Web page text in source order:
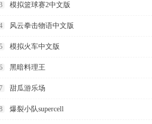
模拟篮球赛2中文版
风云拳击物语中文版
5 模拟火车中文版
黑暗料理王
7 甜瓜游乐场
爆裂小队supercell